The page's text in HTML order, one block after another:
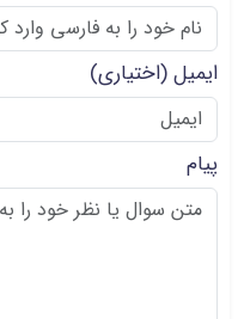
ایمیل(اختیاری)
پیام